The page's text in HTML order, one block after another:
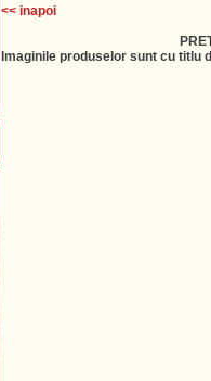
<< inapoi
Imaginile produselor sunt cu titlu